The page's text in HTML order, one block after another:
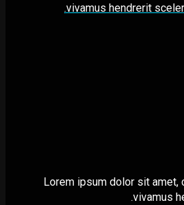
vivamus
Lorem ipsum dolor